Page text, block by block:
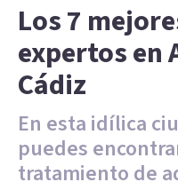
Los 7
expertos en
Cádiz
En esta idílica
puedes
tratamiento de